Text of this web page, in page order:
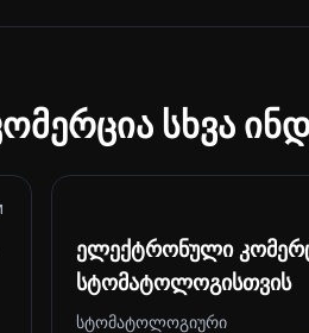
სხვა
ელექტრონული
სტომატოლოგისთვის
სტომატოლოგიური